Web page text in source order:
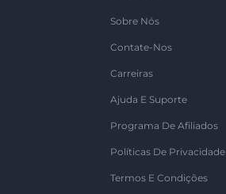
Sobre Nós
Contate-Nos
Carreiras
Ajuda E Suporte
Programa De Afiliados
Políticas De Privacidade
Termos E Condições